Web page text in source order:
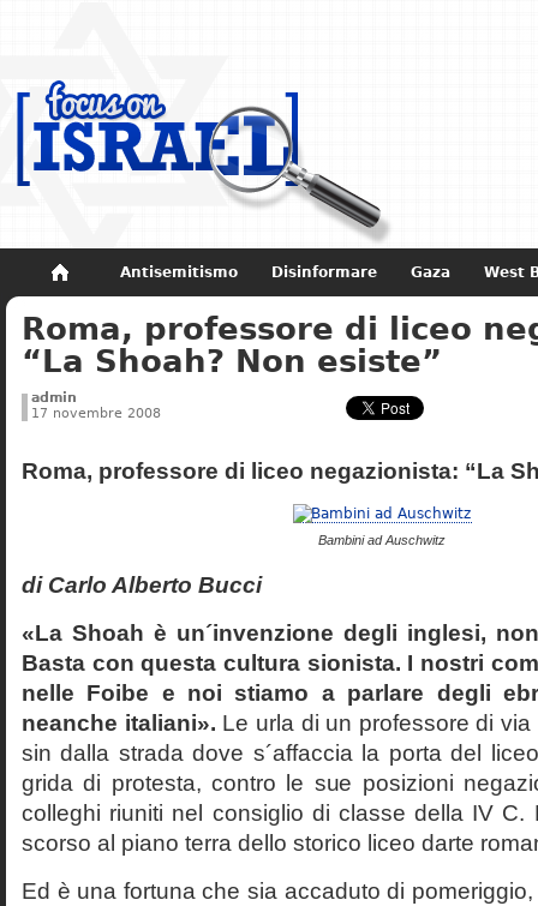
Antisemitismo Disinformare Gaza West
Non dimenticare Storia di Israele
Roma, professore di liceo
“La Shoah? Non esiste”
admin
17 novembre 2008
Roma, professore di liceo negazionista: “La
Bambini ad Auschwitz
di Carlo Alberto Bucci
«La Shoah è un´invenzione degli inglesi,
Basta con questa cultura sionista. I nostri
nelle Foibe e noi stiamo a parlare degli
neanche italiani». Le urla di un professore di
sin dalla strada dove s´affaccia la porta del
grida di protesta, contro le sue posizioni
colleghi riuniti nel consiglio di classe della IV C.
scorso al piano terra dello storico liceo darte
Ed è una fortuna che sia accaduto di